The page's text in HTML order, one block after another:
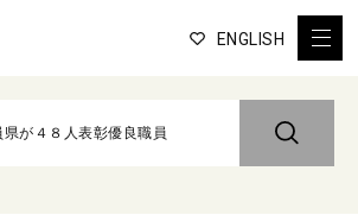
ENGLISH